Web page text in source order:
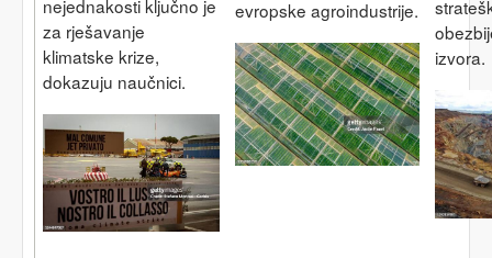
nejednakosti ključno je
za rješavanje
klimatske krize,
dokazuju naučnici.
evropske agroindustrije.
izvora.